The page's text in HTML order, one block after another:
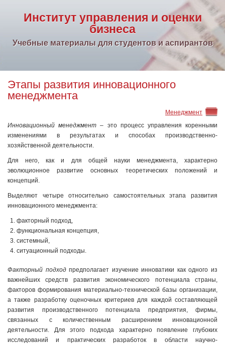
Институт управления и оценки
бизнеса
Учебные материалы для студентов и аспирантов
Этапы развития инновационного
менеджмента
Менеджмент
Инновационный менеджмент – это процесс управления коренными
изменениями в результатах и способах производственно-
хозяйственной деятельности.
Для него, как и для общей науки менеджмента, характерно
эволюционное развитие основных теоретических положений и
концепций.
Выделяют четыре относительно самостоятельных этапа развития
инновационного менеджмента:
факторный подход,
функциональная концепция,
системный,
ситуационный подходы.
Факторный подходпредполагает изучение инноватики как одного из
важнейших средств развития экономического потенциала страны,
факторов формирования материально-техничес­кой базы организации,
а также разработку оценочных критериев для каждой составляющей
развития производственного потенциала предприятия, фирмы,
связанных с количественным расширением инновационной
деятельности. Для этого подхода характерно появление глубоких
исследований и практических разработок в области научно-